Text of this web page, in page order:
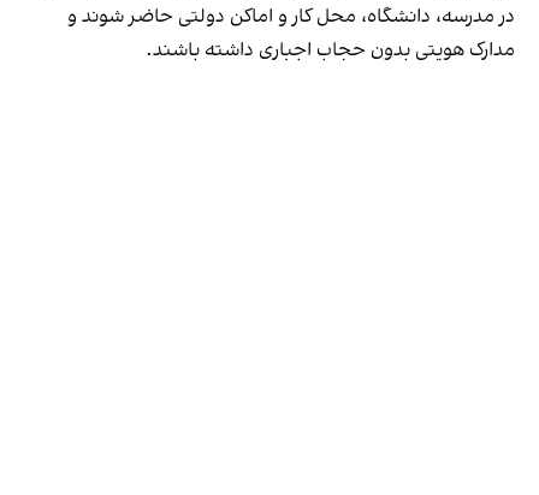
در مدرسه، دانشگاه، محل کار و اماکن دولتی حاضر شوند و
مدارک هویتی بدون حجاب اجباری داشته باشند.